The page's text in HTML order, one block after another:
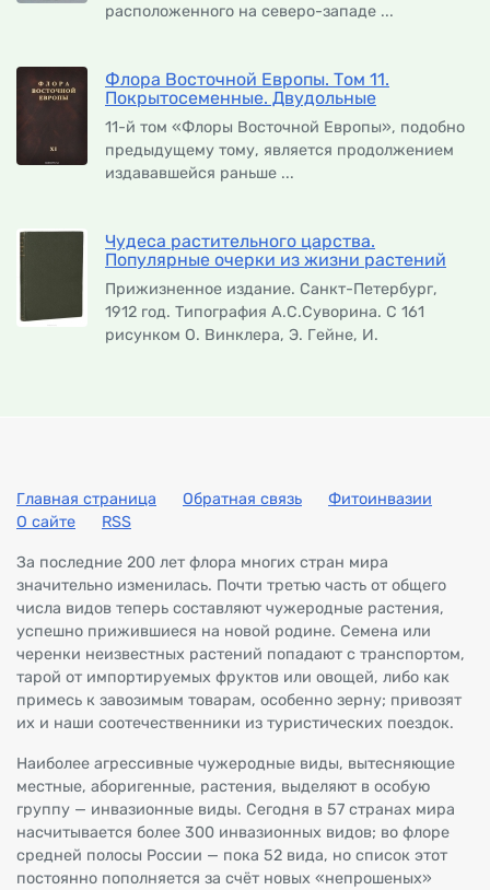
расположенного на северо-западе ...
Флора Восточной Европы. Том 11.
Покрытосеменные. Двудольные
11-й том «Флоры Восточной Европы», подобно
предыдущему тому, является продолжением
издававшейся раньше ...
Чудеса растительного царства.
Популярные очерки из жизни растений
Прижизненное издание. Санкт-Петербург,
1912 год. Типография А.С.Суворина. С 161
рисунком О. Винклера, Э. Гейне, И.
Главная страница Обратная связь
Фитоинвазии
О сайте
RSS
За последние 200 лет флора многих стран мира
значительно изменилась. Почти третью часть от общего
числа видов теперь составляют чужеродные растения,
успешно прижившиеся на новой родине. Семена или
черенки неизвестных растений попадают с транспортом,
тарой от импортируемых фруктов или овощей, либо как
примесь к завозимым товарам, особенно зерну; привозят
их и наши соотечественники из туристических поездок.
Наиболее агрессивные чужеродные виды, вытесняющие
местные, аборигенные, растения, выделяют в особую
группу — инвазионные виды. Сегодня в 57 странах мира
насчитывается более 300 инвазионных видов; во флоре
средней полосы России — пока 52 вида, но список этот
постоянно пополняется за счёт новых «непрошеных»